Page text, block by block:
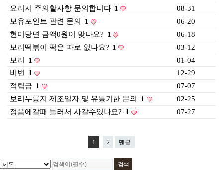
요리시 주의할사항 문의합니다 1
08-31
보유포인트 관련 문의
1
06-20
현미당면 금액0원이 맞나요? 1
06-18
보리떡볶이 떡은 따로 없나요? 1
03-12
보리
1
01-04
비번
1
12-29
적립금 1
07-07
보리누룽지 제조일자 및 유통기한 문의
1
02-25
정읍에갈때 들러서 사갈수있나요? 1 07-27
1 2 맨끝